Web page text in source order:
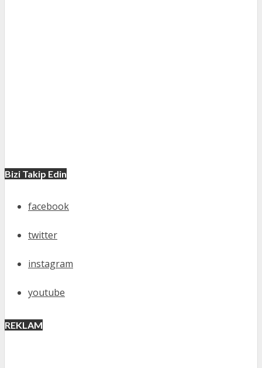
Bizi Takip Edin
facebook
twitter
instagram
youtube
REKLAM